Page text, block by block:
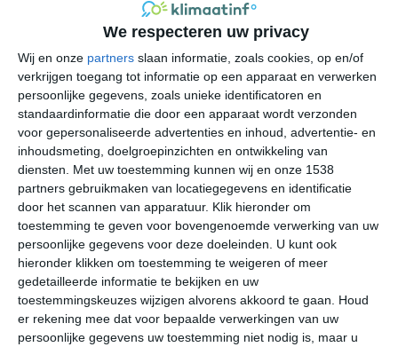
We respecteren uw privacy
Wij en onze partners slaan informatie, zoals cookies, op en/of
verkrijgen toegang tot informatie op een apparaat en verwerken
persoonlijke gegevens, zoals unieke identificatoren en
standaardinformatie die door een apparaat wordt verzonden
voor gepersonaliseerde advertenties en inhoud, advertentie- en
inhoudsmeting, doelgroepinzichten en ontwikkeling van
diensten. Met uw toestemming kunnen wij en onze 1538
partners gebruikmaken van locatiegegevens en identificatie
door het scannen van apparatuur. Klik hieronder om
toestemming te geven voor bovengenoemde verwerking van uw
persoonlijke gegevens voor deze doeleinden. U kunt ook
hieronder klikken om toestemming te weigeren of meer
gedetailleerde informatie te bekijken en uw
toestemmingskeuzes wijzigen alvorens akkoord te gaan. Houd
er rekening mee dat voor bepaalde verwerkingen van uw
persoonlijke gegevens uw toestemming niet nodig is, maar u
26°C
vr
30° 22°
za
31° 22°
zo
31° 22°
ma
31° 22° 31°
30°C 28°C 24°C
15:00 18:00 21:00 00:00 03:00